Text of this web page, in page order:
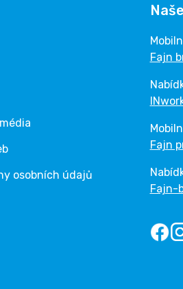
osobních údajů
Fajn
Fajn
Fajn-